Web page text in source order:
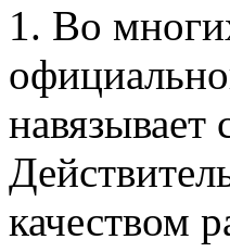
1. Во
навязывает
качеством